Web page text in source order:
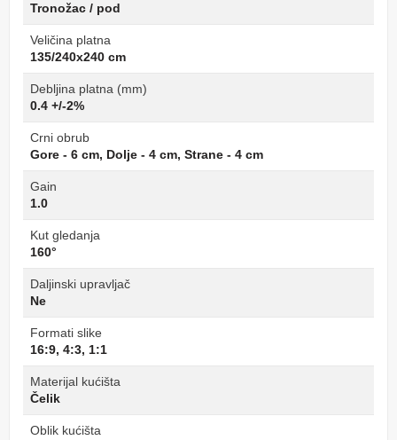
Tronožac / pod
Veličina platna
135/240x240 cm
Debljina platna (mm)
0.4 +/-2%
Crni obrub
Gore - 6 cm, Dolje - 4 cm, Strane - 4 cm
Gain
1.0
Kut gledanja
160°
Daljinski upravljač
Ne
Formati slike
16:9, 4:3, 1:1
Materijal kućišta
Čelik
Oblik kućišta